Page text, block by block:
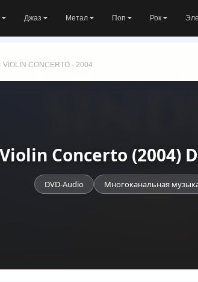
Джаз Метал Поп Рок
VIOLIN CONCERTO - 2004
Concerto (2004)
DVD-Audio Многоканальная